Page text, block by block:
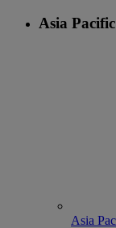
Asia Pacific
Asia